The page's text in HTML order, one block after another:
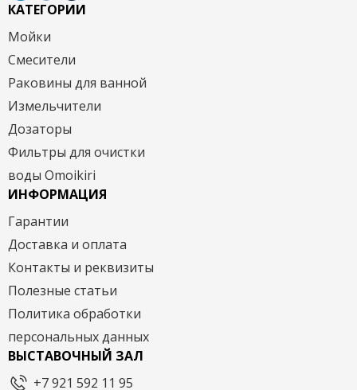
КАТЕГОРИИ
Мойки
Смесители
Раковины для ванной
Измельчители
Дозаторы
Фильтры для очистки
воды Omoikiri
ИНФОРМАЦИЯ
Гарантии
Доставка и оплата
Контакты и реквизиты
Полезные статьи
Политика обработки
персональных данных
ВЫСТАВОЧНЫЙ ЗАЛ
+7 921 592 11 95